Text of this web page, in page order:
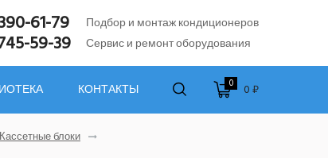
61-79 Подбор и монтаж кондиционеров
59-39 Сервис и ремонт оборудования
КОНТАКТЫ 0 0 ₽
Кассетные блоки